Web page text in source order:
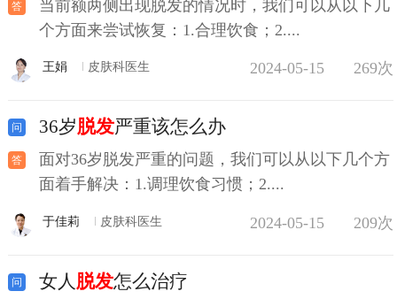
当前额两侧出现脱发的情况时，我们可以从以下几
个方面来尝试恢复：1.合理饮食；2....
王娟 皮肤科医生 2024-05-15 269次
36岁脱发严重该怎么办
面对36岁脱发严重的问题，我们可以从以下几个方
面着手解决：1.调理饮食习惯；2....
于佳莉 皮肤科医生 2024-05-15 209次
女人 脱发怎么治疗